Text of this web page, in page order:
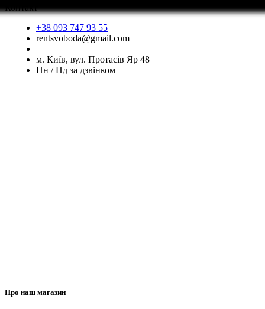
Контакт
+38 093 747 93 55
rentsvoboda@gmail.com
м. Київ, вул. Протасів Яр 48
Пн / Нд за дзвінком
Про наш магазин